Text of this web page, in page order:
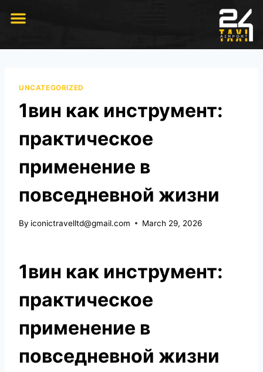
UNCATEGORIZED
1вин как инструмент:
практическое
применение в
повседневной жизни
By iconictravelltd@gmail.com March 29, 2026
1вин как инструмент:
практическое
применение в
повседневной жизни